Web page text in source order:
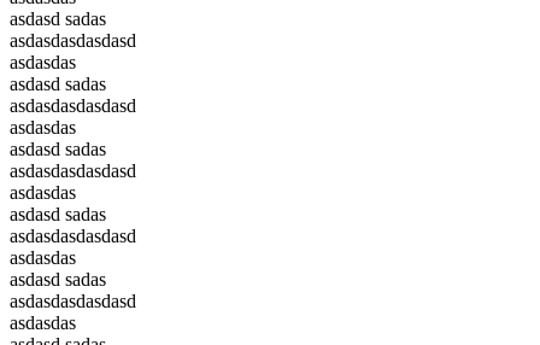
asdasd sadas
asdasdasdasdasd
asdasdas
asdasd sadas
asdasdasdasdasd
asdasdas
asdasd sadas
asdasdasdasdasd
asdasdas
asdasd sadas
asdasdasdasdasd
asdasdas
asdasd sadas
asdasdasdasdasd
asdasdas